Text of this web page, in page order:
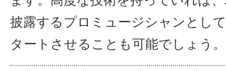
披露するプロミュージシャンとし
タートさせることも可能でしょう。